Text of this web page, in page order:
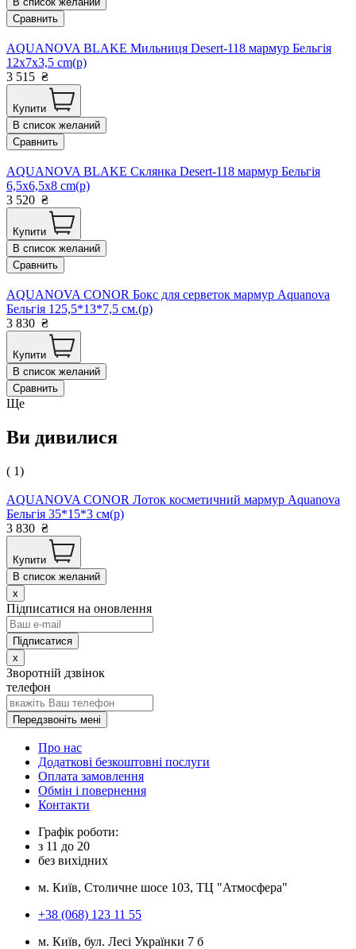
Сравнить
AQUANOVA BLAKE Мильниця Desert-118 мармур Бельгія
12x7x3,5 cm(р)
3 515 ₴
Купити
В список желаний
Сравнить
AQUANOVA BLAKE Склянка Desert-118 мармур Бельгія
6,5x6,5x8 cm(р)
3 520 ₴
Купити
В список желаний
Сравнить
AQUANOVA CONOR Бокс для серветок мармур Aquanova
Бельгія 125,5*13*7,5 см.(р)
3 830 ₴
Купити
В список желаний
Сравнить
Ще
Ви дивилися
( 1)
AQUANOVA CONOR Лоток косметичний мармур Aquanova
Бельгія 35*15*3 см(р)
3 830 ₴
Купити
В список желаний
x
Підписатися на оновлення
x
Зворотній дзвінок
телефон
Передзвоніть мені
Про нас
Додаткові безкоштовні послуги
Оплата замовлення
Обмін і повернення
Контакти
Графік роботи:
з 11 до 20
без вихідних
м. Київ, Столичне шосе 103, ТЦ "Атмосфера"
+38 (068) 123 11 55
м. Київ, бул. Лесі Українки 7 б